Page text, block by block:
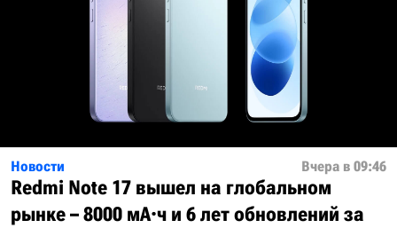
Новости Вчера в 09:46
Redmi Note 17 вышел на глобальном
рынке – 8000 мА·ч и 6 лет обновлений за